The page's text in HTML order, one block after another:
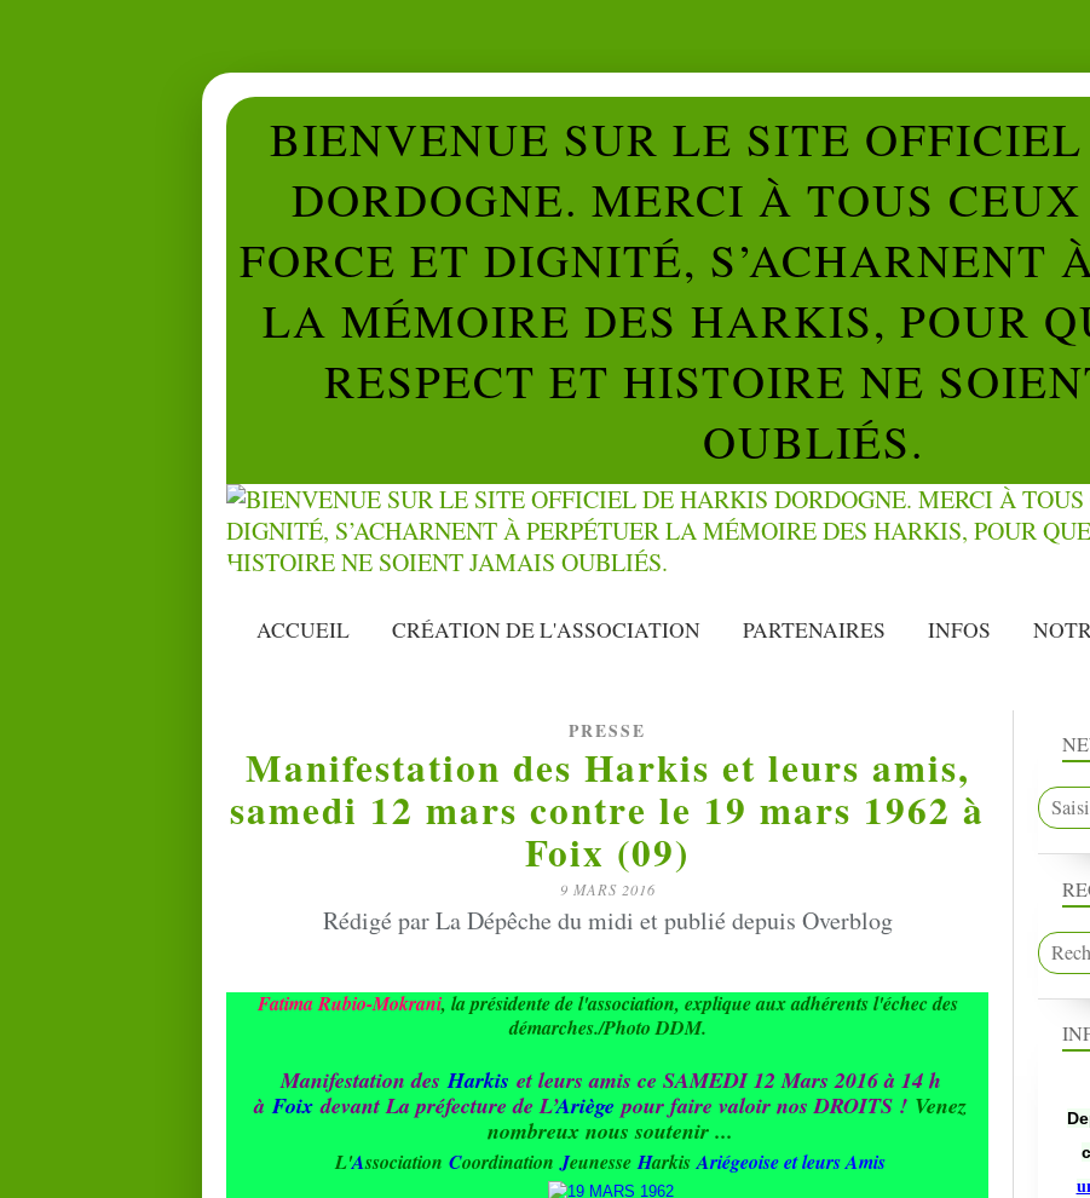
BIENVENUE SUR LE SITE
DORDOGNE. MERCI À TOUS
FORCE ET DIGNITÉ, S’ACHARNENT
LA MÉMOIRE DES HARKIS, POUR
RESPECT ET HISTOIRE NE
OUBLIÉS.
ACCUEIL CRÉATION DE L'ASSOCIATION PARTENAIRES INFOS
PRESSE
Manifestation des Harkis et leurs amis,
samedi 12 mars contre le 19 mars 1962 à
Foix (09)
9 MARS 2016
Rédigé par La Dépêche du midi et publié depuis Overblog
Fatima Rubio-Mokrani, la présidente de l'association, explique aux adhérents l'échec des
démarches./Photo DDM.
Manifestation desHarkis et leurs amis ce SAMEDI 12 Mars 2016 à 14 h
àFoix devant La préfecture de L’Ariège pour faire valoir nos DROITS ! Venez
nombreux nous soutenir ...
L'Association CoordinationJeunesseHarkisAriégeoise et leurs Amis